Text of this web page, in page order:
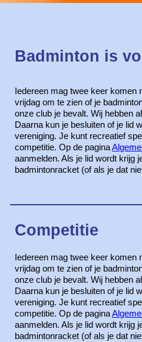
Badminton is
Iedereen mag twee keer komen
vrijdag om te zien of je
onze club je bevalt. Wij hebben
Daarna kun je besluiten of je lid
vereniging. Je kunt recreatief
competitie. Op de pagina
aanmelden. Als je lid wordt krijg
badmintonracket (of als je dat
Competitie
Iedereen mag twee keer komen
vrijdag om te zien of je
onze club je bevalt. Wij hebben
Daarna kun je besluiten of je lid
vereniging. Je kunt recreatief
competitie. Op de pagina
aanmelden. Als je lid wordt krijg
badmintonracket (of als je dat